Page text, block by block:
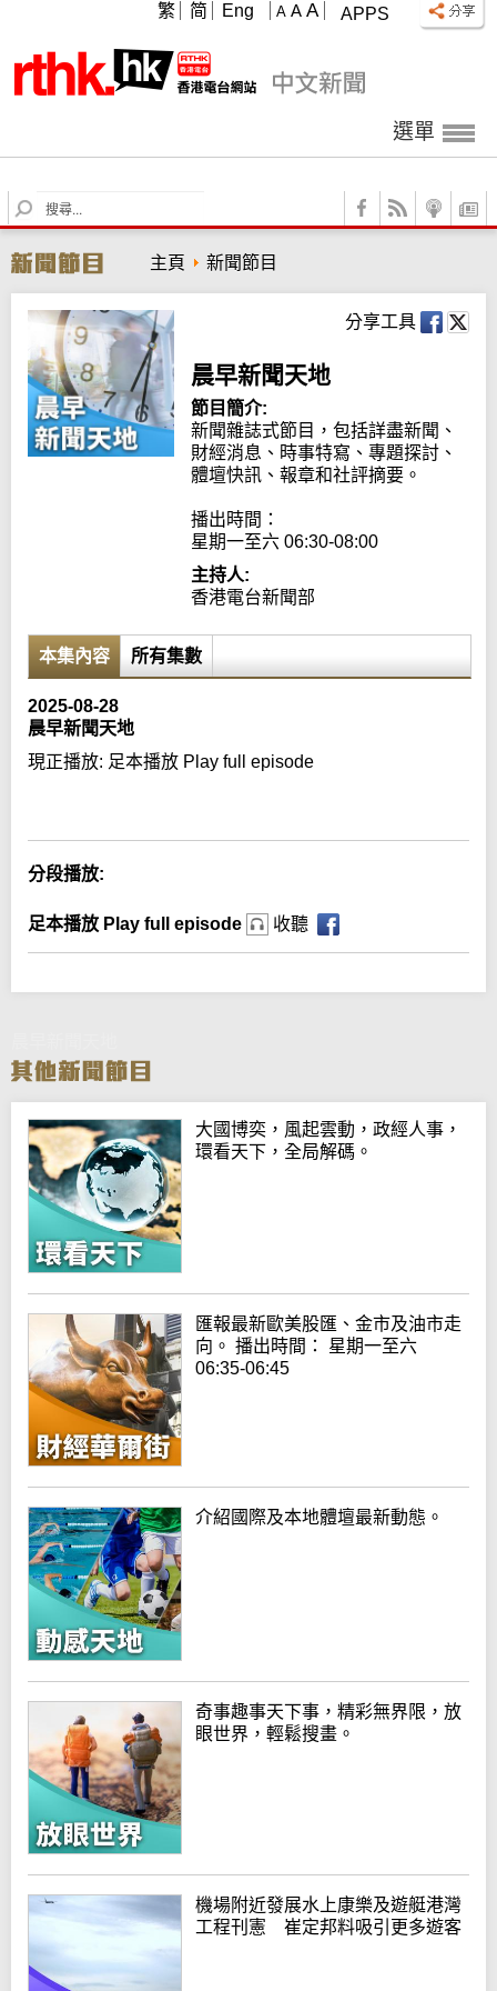
APPS
A A A
繁 简 Eng
選單
S
e
r
c
h
主頁 新聞節目
分享工具
晨早新聞天地
節目簡介:
新聞雜誌式節目，包括詳盡新聞、
財經消息、時事特寫、專題探討、
體壇快訊、報章和社評摘要。
播出時間：
星期一至六 06:30-08:00
主持人:
香港電台新聞部
本集內容 所有集數
2025-08-28
晨早新聞天地
現正播放: 足本播放 Play full episode
分段播放:
足本播放 Play full episode 收聽
大國博奕，風起雲動，政經人事，
環看天下，全局解碼。
匯報最新歐美股匯、金市及油市走
向。 播出時間： 星期一至六
06:35-06:45
介紹國際及本地體壇最新動態。
奇事趣事天下事，精彩無界限，放
眼世界，輕鬆搜畫。
機場附近發展水上康樂及遊艇港灣
工程刊憲 崔定邦料吸引更多遊客